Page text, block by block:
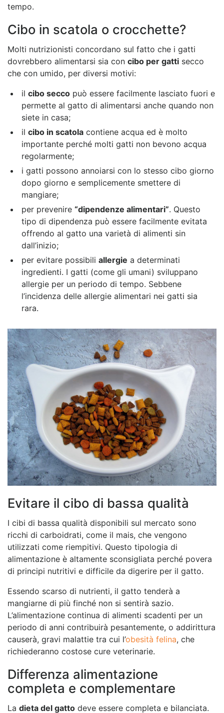
tempo.
Cibo in scatola o crocchette?
Molti nutrizionisti concordano sul fatto che i gatti
dovrebbero alimentarsi sia con cibo per gatti secco
che con umido, per diversi motivi:
il cibo secco può essere facilmente lasciato fuori e
permette al gatto di alimentarsi anche quando non
siete in casa;
il cibo in scatola contiene acqua ed è molto
importante perché molti gatti non bevono acqua
regolarmente;
i gatti possono annoiarsi con lo stesso cibo giorno
dopo giorno e semplicemente smettere di
mangiare;
per prevenire “dipendenze alimentari”. Questo
tipo di dipendenza può essere facilmente evitata
offrendo al gatto una varietà di alimenti sin
dall’inizio;
per evitare possibili allergie a determinati
ingredienti. I gatti (come gli umani) sviluppano
allergie per un periodo di tempo. Sebbene
l’incidenza delle allergie alimentari nei gatti sia
rara.
Evitare il cibo di bassa qualità
I cibi di bassa qualità disponibili sul mercato sono
ricchi di carboidrati, come il mais, che vengono
utilizzati come riempitivi. Questo tipologia di
alimentazione è altamente sconsigliata perché povera
di principi nutritivi e difficile da digerire per il gatto.
Essendo scarso di nutrienti, il gatto tenderà a
mangiarne di più finché non si sentirà sazio.
L’alimentazione continua di alimenti scadenti per un
periodo di anni contribuirà pesantemente, o addirittura
causerà, gravi malattie tra cui l’obesità felina, che
richiederanno costose cure veterinarie.
Differenza alimentazione
completa e complementare
La dieta del gatto deve essere completa e bilanciata.